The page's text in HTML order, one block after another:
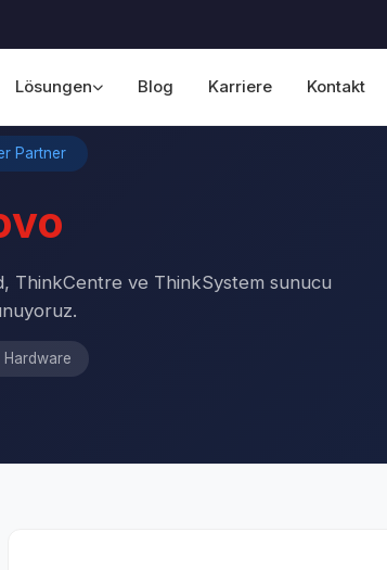
Lösungen Blog Karriere Kontakt
Partner
ThinkCentre ve ThinkSystem sunucu
Hardware